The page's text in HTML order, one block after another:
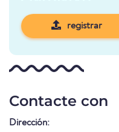
registrar
Contacte con
Dirección: